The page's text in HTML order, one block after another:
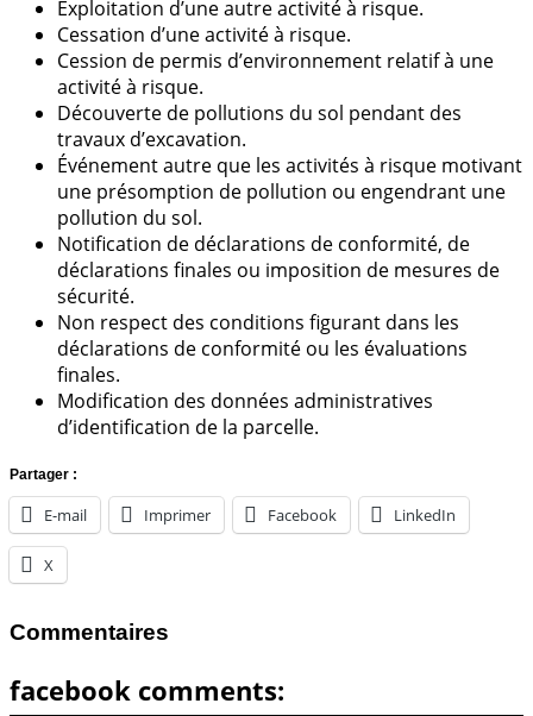
Exploitation d’une autre activité à risque.
Cessation d’une activité à risque.
Cession de permis d’environnement relatif à une
activité à risque.
Découverte de pollutions du sol pendant des
travaux d’excavation.
Événement autre que les activités à risque motivant
une présomption de pollution ou engendrant une
pollution du sol.
Notification de déclarations de conformité, de
déclarations finales ou imposition de mesures de
sécurité.
Non respect des conditions figurant dans les
déclarations de conformité ou les évaluations
finales.
Modification des données administratives
d’identification de la parcelle.
Partager :
E-mail Imprimer Facebook LinkedIn
X
Commentaires
facebook comments: